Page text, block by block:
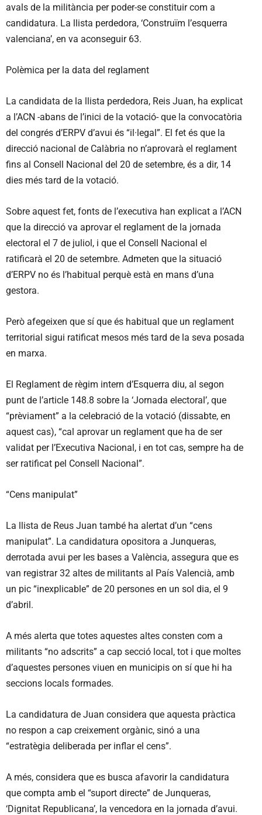
avals de la militància per poder-se constituir com a
candidatura. La llista perdedora, ‘Construïm l’esquerra
valenciana’, en va aconseguir 63.
Polèmica per la data del reglament
La candidata de la llista perdedora, Reis Juan, ha explicat
a l’ACN -abans de l’inici de la votació- que la convocatòria
del congrés d’ERPV d’avui és “il·legal”. El fet és que la
direcció nacional de Calàbria no n’aprovarà el reglament
fins al Consell Nacional del 20 de setembre, és a dir, 14
dies més tard de la votació.
Sobre aquest fet, fonts de l’executiva han explicat a l’ACN
que la direcció va aprovar el reglament de la jornada
electoral el 7 de juliol, i que el Consell Nacional el
ratificarà el 20 de setembre. Admeten que la situació
d’ERPV no és l’habitual perquè està en mans d’una
gestora.
Però afegeixen que sí que és habitual que un reglament
territorial sigui ratificat mesos més tard de la seva posada
en marxa.
El Reglament de règim intern d’Esquerra diu, al segon
punt de l’article 148.8 sobre la ‘Jornada electoral’, que
“prèviament” a la celebració de la votació (dissabte, en
aquest cas), “cal aprovar un reglament que ha de ser
validat per l’Executiva Nacional, i en tot cas, sempre ha de
ser ratificat pel Consell Nacional”.
“Cens manipulat”
La llista de Reus Juan també ha alertat d’un “cens
manipulat”. La candidatura opositora a Junqueras,
derrotada avui per les bases a València, assegura que es
van registrar 32 altes de militants al País Valencià, amb
un pic “inexplicable” de 20 persones en un sol dia, el 9
d’abril.
A més alerta que totes aquestes altes consten com a
militants “no adscrits” a cap secció local, tot i que moltes
d’aquestes persones viuen en municipis on sí que hi ha
seccions locals formades.
La candidatura de Juan considera que aquesta pràctica
no respon a cap creixement orgànic, sinó a una
“estratègia deliberada per inflar el cens”.
A més, considera que es busca afavorir la candidatura
que compta amb el “suport directe” de Junqueras,
‘Dignitat Republicana’, la vencedora en la jornada d’avui.